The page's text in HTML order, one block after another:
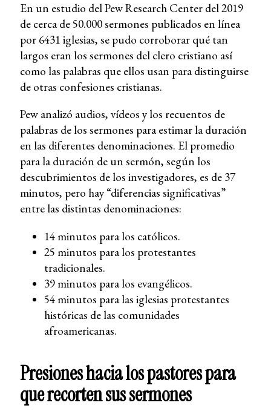
En un estudio del Pew Research Center del 2019
de cerca de 50.000 sermones publicados en línea
por 6431 iglesias, se pudo corroborar qué tan
largos eran los sermones del clero cristiano así
como las palabras que ellos usan para distinguirse
de otras confesiones cristianas.
Pew analizó audios, vídeos y los recuentos de
palabras de los sermones para estimar la duración
en las diferentes denominaciones. El promedio
para la duración de un sermón, según los
descubrimientos de los investigadores, es de 37
minutos, pero hay “diferencias significativas”
entre las distintas denominaciones:
14 minutos para los católicos.
25 minutos para los protestantes
tradicionales.
39 minutos para los evangélicos.
54 minutos para las iglesias protestantes
históricas de las comunidades
afroamericanas.
Presiones hacia los pastores para
que recorten sus sermones